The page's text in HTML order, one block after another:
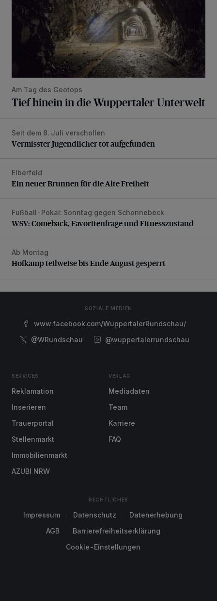
Am Tag des Geotops
Tief hinein in die Wuppertaler Unterwelt
Vermisster Jugendlicher tot aufgefunden
Seit dem 8. Juli verschollen
Vermisster Jugendlicher tot aufgefunden
Ein neuer Brunnen für die Alte Freiheit
Elberfeld
Ein neuer Brunnen für die Alte Freiheit
WSV: Comeback, Favoritenfrage und Fitnesszustand
Fußball-Pokal: Sonntag gegen Schonnebeck
WSV: Comeback, Favoritenfrage und Fitnesszustand
Hofkamp teilweise bis Ende August gesperrt
Ab Montag
Hofkamp teilweise bis Ende August gesperrt
SOZIALE MEDIEN
www.facebook.com/WuppertalerRundschau/
@WRundschau
@wuppertalerrundschau
SERVICES
Reklamation
Inserieren
Trauerportal
Stellenmarkt
Immobilienmarkt
AZUBI NRW
VERLAG
Mediadaten
Team
Karriere
FAQ
RECHTLICHES
Impressum Datenschutz
Datenerhebung
AGB
Barrierefreiheitserklärung
Cookie-Einstellungen